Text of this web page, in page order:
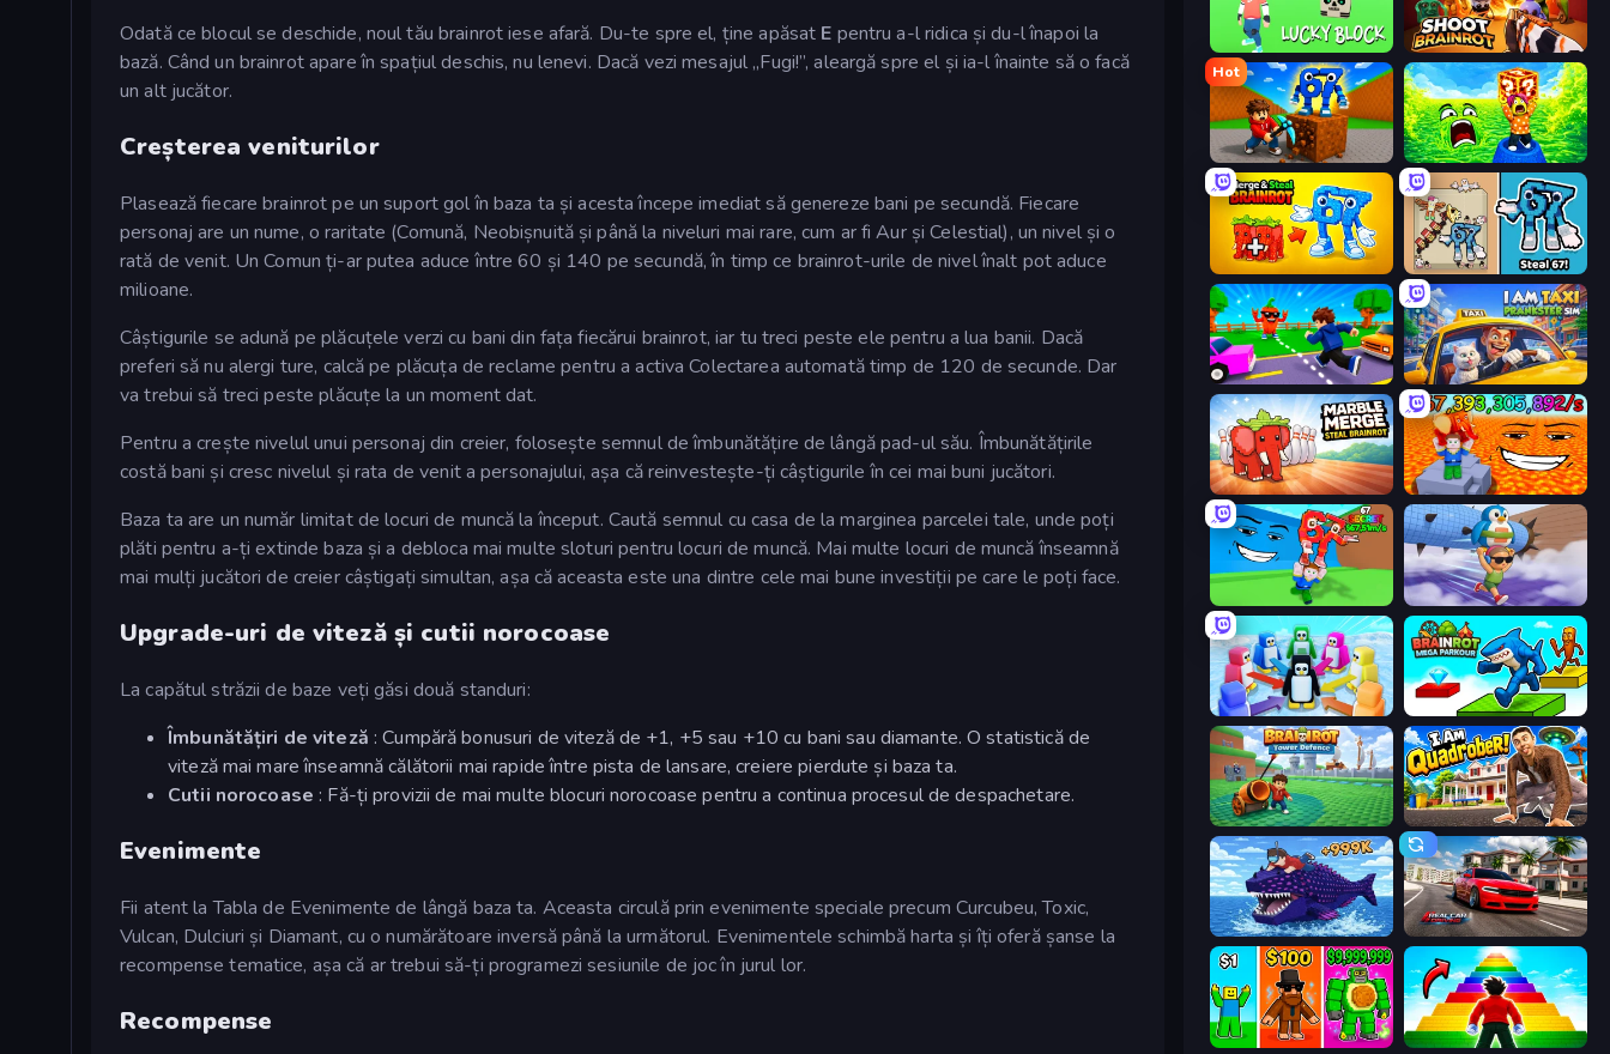
Odată ce blocul se deschide, noul tău brainrot iese afară. Du-te spre el, ține apăsat E pentru a-l ridica și du-l înapoi la
bază. Când un brainrot apare în spațiul deschis, nu lenevi. Dacă vezi mesajul „Fugi!”, aleargă spre el și ia-l înainte să o facă
un alt jucător.
Creșterea veniturilor
Plasează fiecare brainrot pe un suport gol în baza ta și acesta începe imediat să genereze bani pe secundă. Fiecare
personaj are un nume, o raritate (Comună, Neobișnuită și până la niveluri mai rare, cum ar fi Aur și Celestial), un nivel și o
rată de venit. Un Comun ți-ar putea aduce între 60 și 140 pe secundă, în timp ce brainrot-urile de nivel înalt pot aduce
milioane.
Câștigurile se adună pe plăcuțele verzi cu bani din fața fiecărui brainrot, iar tu treci peste ele pentru a lua banii. Dacă
preferi să nu alergi ture, calcă pe plăcuța de reclame pentru a activa Colectarea automată timp de 120 de secunde. Dar
va trebui să treci peste plăcuțe la un moment dat.
Pentru a crește nivelul unui personaj din creier, folosește semnul de îmbunătățire de lângă pad-ul său. Îmbunătățirile
costă bani și cresc nivelul și rata de venit a personajului, așa că reinvestește-ți câștigurile în cei mai buni jucători.
Baza ta are un număr limitat de locuri de muncă la început. Caută semnul cu casa de la marginea parcelei tale, unde poți
plăti pentru a-ți extinde baza și a debloca mai multe sloturi pentru locuri de muncă. Mai multe locuri de muncă înseamnă
mai mulți jucători de creier câștigați simultan, așa că aceasta este una dintre cele mai bune investiții pe care le poți face.
Upgrade-uri de viteză și cutii norocoase
La capătul străzii de baze veți găsi două standuri:
Îmbunătățiri de viteză : Cumpără bonusuri de viteză de +1, +5 sau +10 cu bani sau diamante. O statistică de
viteză mai mare înseamnă călătorii mai rapide între pista de lansare, creiere pierdute și baza ta.
Cutii norocoase : Fă-ți provizii de mai multe blocuri norocoase pentru a continua procesul de despachetare.
Evenimente
Fii atent la Tabla de Evenimente de lângă baza ta. Aceasta circulă prin evenimente speciale precum Curcubeu, Toxic,
Vulcan, Dulciuri și Diamant, cu o numărătoare inversă până la următorul. Evenimentele schimbă harta și îți oferă șanse la
recompense tematice, așa că ar trebui să-ți programezi sesiunile de joc în jurul lor.
Recompense
Lucky Block Shoot Brainrot
Hot
Obby: Break Rocks For Brainrots Save Memerots: Acid Lava lake
Merge & Steal Brainrot 67 Steal a Brainrot Game
Robby: Cross the Road for Brainrot I Am Taxi Prankster Sim
Marble Merge: Steal Brainrot Game Escape Lava for Brainrots!
BrainZombie Log Escape
Knockout! Brainrot Mega Parkour
Brainrot Tower Defence I Am Quadrober!
Obby Fish Challenge: Ride Real Car Driving
Obby Brainrot Merge Obby Highest Jump Ever